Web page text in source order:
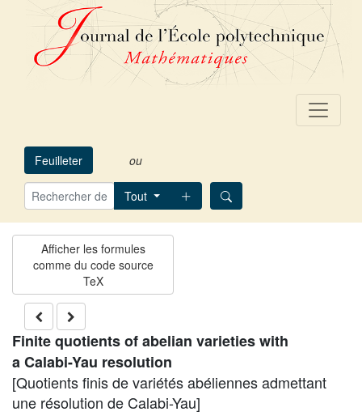
Feuilleter ou
Tout
Finite quotients of abelian varieties with
a Calabi-Yau resolution
[Quotients finis de variétés abéliennes admettant
une résolution de Calabi-Yau]